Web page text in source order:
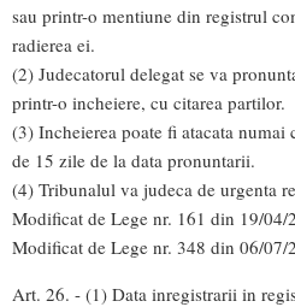
sau printr-o mentiune din registrul
radierea ei.
(2) Judecatorul delegat se va
printr-o incheiere, cu citarea partilor.
(3) Incheierea poate fi atacata
de 15 zile de la data pronuntarii.
(4) Tribunalul va judeca de urgenta
Modificat de Lege nr. 161 din 19/
Modificat de Lege nr. 348 din 06/
Art. 26. - (1) Data inregistrarii in